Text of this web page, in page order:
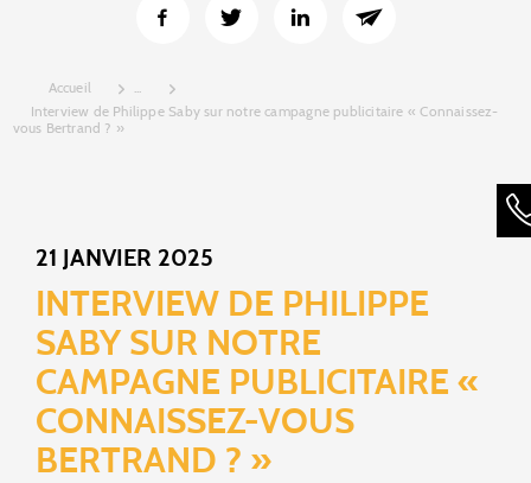
Accueil
...
Interview de Philippe Saby sur notre campagne publicitaire « Connaissez-
vous Bertrand ? »
21 JANVIER 2025
INTERVIEW DE PHILIPPE
SABY SUR NOTRE
CAMPAGNE PUBLICITAIRE «
CONNAISSEZ-VOUS
BERTRAND ? »